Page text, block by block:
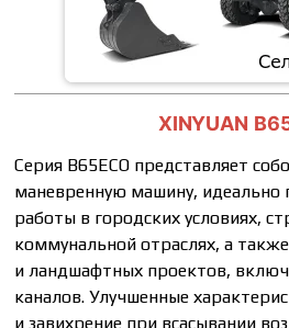
XINYUAN
Серия В65ЕСО представляет
маневренную машину,
работы в городских условиях,
коммунальной отраслях, а
и ландшафтных проектов,
каналов. Улучшенные
и завихрение при всасывании